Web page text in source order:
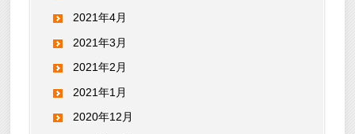
2021年4月
2021年3月
2021年2月
2021年1月
2020年12月